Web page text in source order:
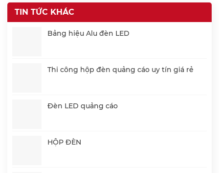
TIN TỨC KHÁC
Bảng hiệu Alu đèn LED
Thi công hộp đèn quảng cáo uy tín giá rẻ
Đèn LED quảng cáo
HỘP ĐÈN